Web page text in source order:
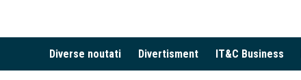
Diverse noutati Divertisment IT&C Business